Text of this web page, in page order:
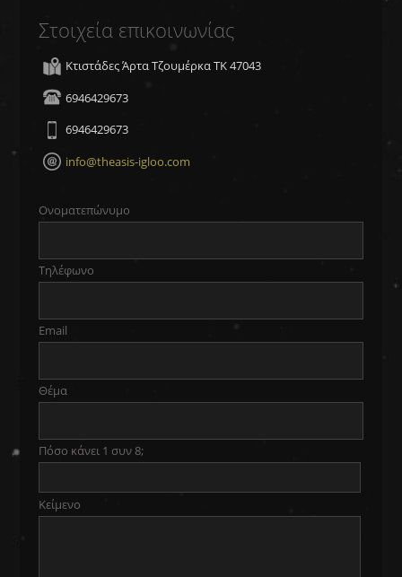
Στοιχεία επικοινωνίας
Κτιστάδες Άρτα Τζουμέρκα ΤΚ 47043
6946429673
6946429673
info@theasis-igloo.com
Oνοματεπώνυμο
Τηλέφωνο
Email
Θέμα
Πόσο κάνει 1 συν 8;
Κείμενο